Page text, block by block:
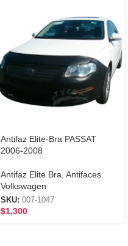
Antifaz Elite-Bra PASSAT
2006-2008
Antifaz Elite Bra Antifaces
Volkswagen
SKU: 007-1047
$1,300